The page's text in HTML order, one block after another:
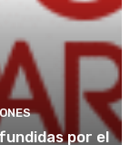
por el